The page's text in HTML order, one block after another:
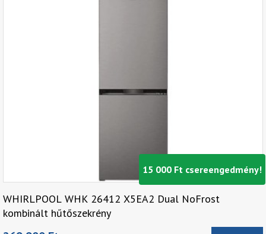
15 000 Ft csereengedmény!
WHIRLPOOL WHK 26412 X5EA2 Dual NoFrost
kombinált hűtőszekrény